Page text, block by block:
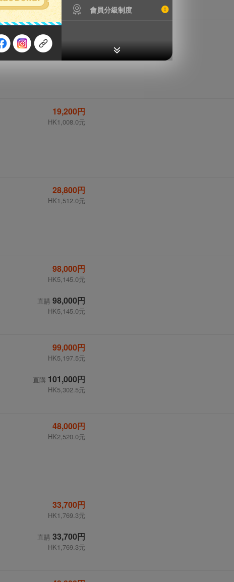
會員分級制度
HK1,470.0元
19,200円
HK1,008.0元
28,800円
HK1,512.0元
98,000円
HK5,145.0元
直購 98,000円
HK5,145.0元
99,000円
HK5,197.5元
直購 101,000円
HK5,302.5元
48,000円
HK2,520.0元
33,700円
HK1,769.3元
直購 33,700円
HK1,769.3元